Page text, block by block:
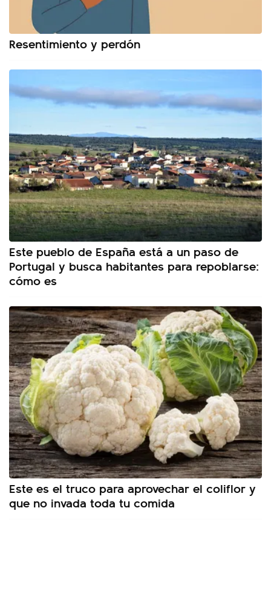
Resentimiento y perdón
Este pueblo de España está a un paso de
Portugal y busca habitantes para repoblarse:
cómo es
Este es el truco para aprovechar el coliflor y
que no invada toda tu comida